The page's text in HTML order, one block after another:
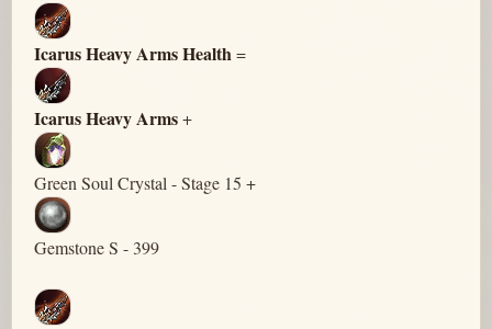
Icarus Heavy Arms Health=
Icarus Heavy Arms+
Green Soul Crystal - Stage 15 +
Gemstone S - 399